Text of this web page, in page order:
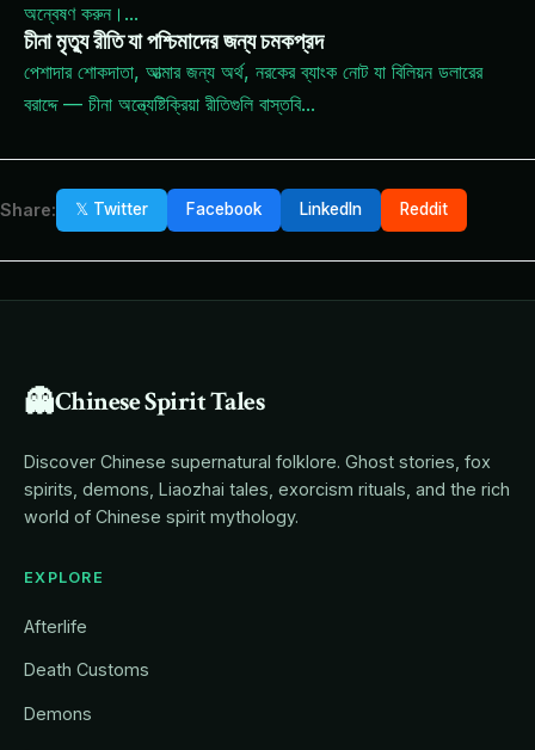
অন্বেষণ করুন। ...
চীনা মৃত্যু রীতি যা পশ্চিমাদের জন্য চমকপ্রদ
পেশাদার শোকদাতা, আত্মার জন্য অর্থ, নরকের ব্যাংক নোট যা বিলিয়ন ডলারের
বরাদ্দে — চীনা অন্ত্যেষ্টিক্রিয়া রীতিগুলি বাস্তবি...
Share: 𝕏 Twitter Facebook LinkedIn Reddit
👻Chinese Spirit Tales
Discover Chinese supernatural folklore. Ghost stories, fox
spirits, demons, Liaozhai tales, exorcism rituals, and the rich
world of Chinese spirit mythology.
EXPLORE
Afterlife
Death Customs
Demons